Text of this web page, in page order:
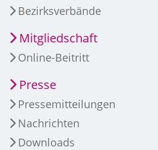
Bezirksverbände
Mitgliedschaft
Online-Beitritt
Presse
Pressemitteilungen
Nachrichten
Downloads